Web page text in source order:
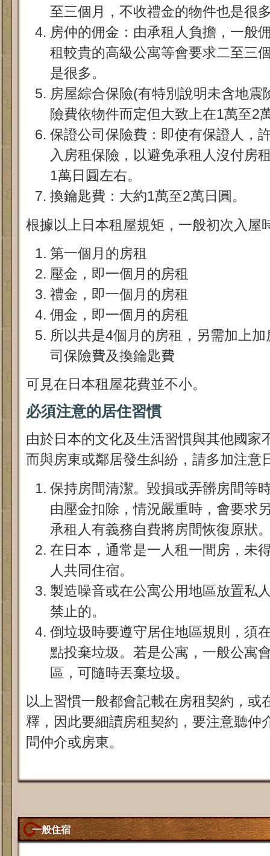
至三個月，不收禮金的物件也是很
房仲的佣金：由承租人負擔，一般
租較貴的高級公寓等會要求二至三
是很多。
房屋綜合保險(有特別說明未含地震
險費依物件而定但大致上在1萬至2
保證公司保險費：即使有保證人，
入房租保險，以避免承租人沒付房
1萬日圓左右。
換鑰匙費：大約1萬至2萬日圓。
根據以上日本租屋規矩，一般初次入屋
第一個月的房租
壓金，即一個月的房租
禮金，即一個月的房租
佣金，即一個月的房租
所以共是4個月的房租，另需加上
司保險費及換鑰匙費
可見在日本租屋花費並不小。
必須注意的居住習慣
由於日本的文化及生活習慣與其他國家
而與房東或鄰居發生糾紛，請多加注意
保持房間清潔。毀損或弄髒房間等
由壓金扣除，情況嚴重時，會要求
承租人有義務自費將房間恢復原狀
在日本，通常是一人租一間房，未
人共同住宿。
製造噪音或在公寓公用地區放置私
禁止的。
倒垃圾時要遵守居住地區規則，須
點投棄垃圾。若是公寓，一般公寓
區，可隨時丟棄垃圾。
以上習慣一般都會記載在房租契約，或
釋，因此要細讀房租契約，要注意聽仲
問仲介或房東。
一般住宿